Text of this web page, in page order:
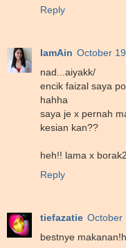
Reply
IamAin October
nad...aiyakk/
encik faizal saya
hahha
saya je x pernah
kesian kan??
heh!! lama x
Reply
tiefazatie October
bestnye